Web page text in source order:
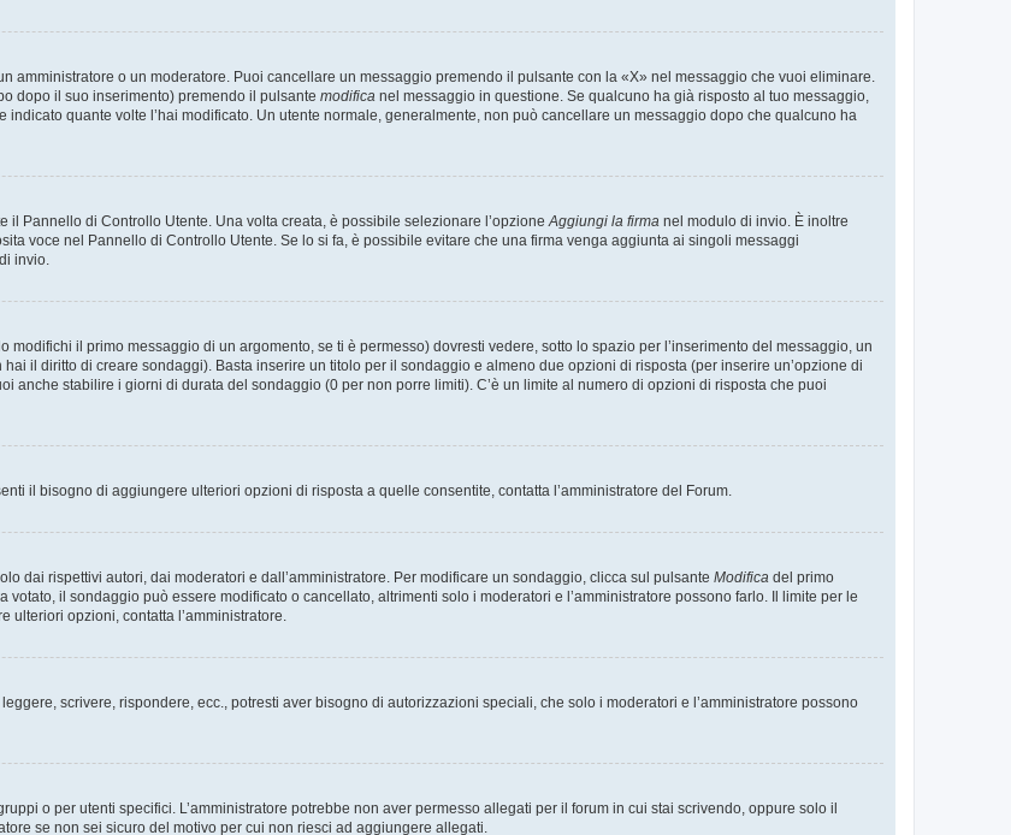
amministratore o un moderatore. Puoi cancellare un messaggio premendo il pulsante con la «X» nel messaggio che vuoi eliminare.
dopo il suo inserimento) premendo il pulsante modifica nel messaggio in questione. Se qualcuno ha già risposto al tuo messaggio,
quante volte l’hai modificato. Un utente normale, generalmente, non può cancellare un messaggio dopo che qualcuno ha
Pannello di Controllo Utente. Una volta creata, è possibile selezionare l’opzioneAggiungi la firma nel modulo di invio. È inoltre
voce nel Pannello di Controllo Utente. Se lo si fa, è possibile evitare che una firma venga aggiunta ai singoli messaggi
invio.
il primo messaggio di un argomento, se ti è permesso) dovresti vedere, sotto lo spazio per l’inserimento del messaggio, un
il diritto di creare sondaggi). Basta inserire un titolo per il sondaggio e almeno due opzioni di risposta (per inserire un’opzione di
anche stabilire i giorni di durata del sondaggio (0 per non porre limiti). C’è un limite al numero di opzioni di risposta che puoi
il bisogno di aggiungere ulteriori opzioni di risposta a quelle consentite, contatta l’amministratore del Forum.
dai rispettivi autori, dai moderatori e dall’amministratore. Per modificare un sondaggio, clicca sul pulsante Modifica del primo
il sondaggio può essere modificato o cancellato, altrimenti solo i moderatori e l’amministratore possono farlo. Il limite per le
ulteriori opzioni, contatta l’amministratore.
scrivere, rispondere, ecc., potresti aver bisogno di autorizzazioni speciali, che solo i moderatori e l’amministratore possono
o per utenti specifici. L’amministratore potrebbe non aver permesso allegati per il forum in cui stai scrivendo, oppure solo il
se non sei sicuro del motivo per cui non riesci ad aggiungere allegati.